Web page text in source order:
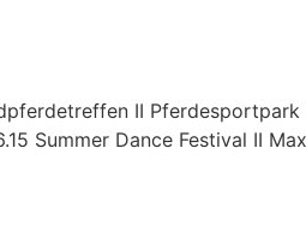
II Pferdesportpark
Summer Dance Festival II